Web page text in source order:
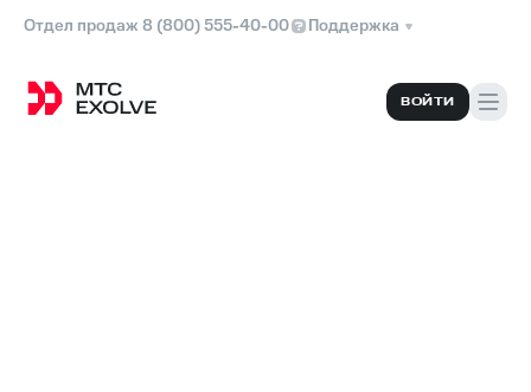
Отдел продаж 8 (800) 555-40-00 Поддержка
ВОЙТИ